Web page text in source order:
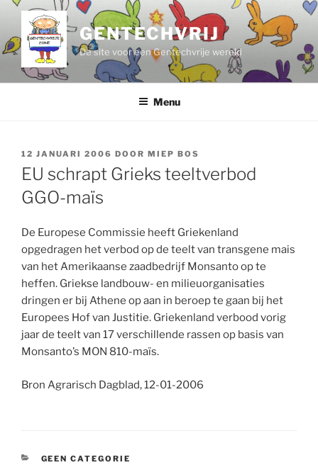
de
inhoud
GENTECHVRIJ
De site voor een Gentechvrije wereld
Menu
GEPLAATST
OP
12 JANUARI 2006 DOOR MIEP BOS
EU schrapt Grieks teeltverbod
GGO-maïs
De Europese Commissie heeft Griekenland
opgedragen het verbod op de teelt van transgene mais
van het Amerikaanse zaadbedrijf Monsanto op te
heffen. Griekse landbouw- en milieuorganisaties
dringen er bij Athene op aan in beroep te gaan bij het
Europees Hof van Justitie. Griekenland verbood vorig
jaar de teelt van 17 verschillende rassen op basis van
Monsanto’s MON 810-maïs.
Bron Agrarisch Dagblad, 12-01-2006
CATEGORIEËN
GEEN CATEGORIE